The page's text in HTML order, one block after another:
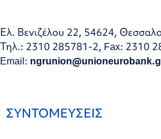
Ελ. Βενιζέλου 22, 54624,
Τηλ.: 2310 285781-2, Fax: 2310
Email:
ΣΥΝΤΟΜΕΥΣΕΙΣ